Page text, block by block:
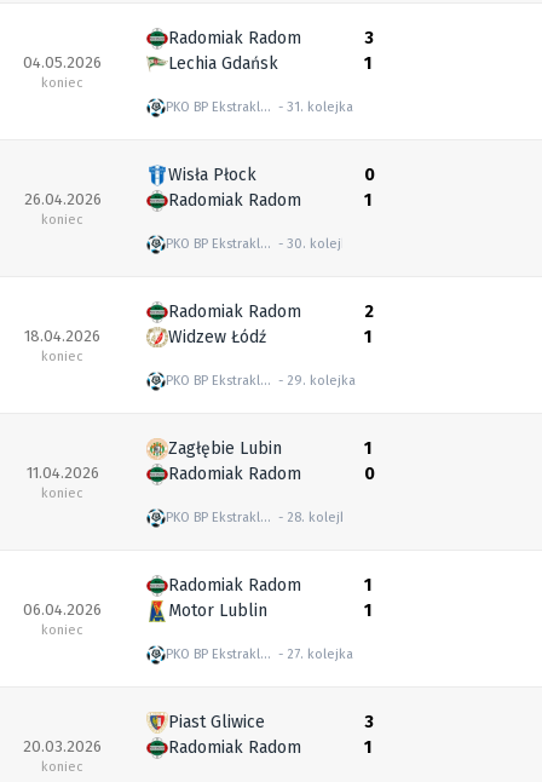
04.05.2026
koniec
Radomiak Radom
Lechia Gdańsk
PKO BP Ekstraklasa 31. kolejka
3
1
26.04.2026
koniec
Wisła Płock
Radomiak Radom
PKO BP Ekstraklasa 30. kolejka
0
1
18.04.2026
koniec
Radomiak Radom
Widzew Łódź
PKO BP Ekstraklasa 29. kolejka
2
1
11.04.2026
koniec
Zagłębie Lubin
Radomiak Radom
PKO BP Ekstraklasa 28. kolejka
1
0
06.04.2026
koniec
Radomiak Radom
Motor Lublin
PKO BP Ekstraklasa 27. kolejka
1
1
20.03.2026
koniec
Piast Gliwice
Radomiak Radom
3
1